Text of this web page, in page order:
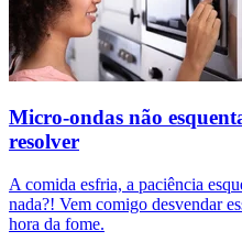
Micro-ondas não
resolver
A comida esfria, a paciência
nada?! Vem comigo desvendar
hora da fome.